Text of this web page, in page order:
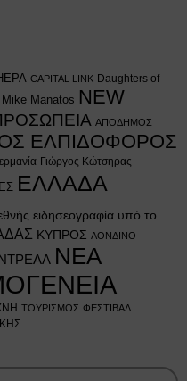
CAPITAL LINK Daughters of
Mike Manatos NEW
ΑΠΟΔΗΜΟΣ
ΕΛΠΙΔΟΦΟΡΟΣ
Γιώργος Κώτσηρας
ΕΛΛΑΔΑ
ειδησεογραφία υπό το
ΚΥΠΡΟΣ ΛΟΝΔΙΝΟ
ΝΕΑ
ΤΟΥΡΙΣΜΟΣ ΦΕΣΤΙΒΑΛ